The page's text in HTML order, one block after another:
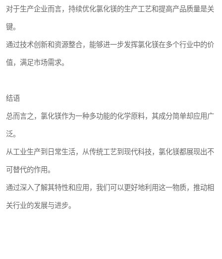
对于生产企业而言，持续优化氯化镁的生产工艺和提高产品质量是关
键。
通过技术创新和资源整合，能够进一步发挥氯化镁在多个行业中的价
值，满足市场需求。
结语
总而言之，氯化镁作为一种多功能的化学原料，其成分简单却应用广
泛。
从工业生产到日常生活，从传统工艺到现代科技，氯化镁都展现出不
可替代的作用。
通过深入了解其特性和应用，我们可以更好地利用这一物质，推动相
关行业的发展与进步。